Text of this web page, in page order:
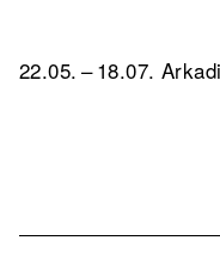
22.05. – 18.07.